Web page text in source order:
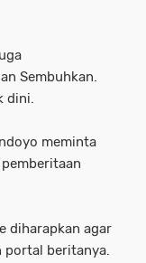
Sembuhkan.
dini.
meminta
diharapkan agar
portal beritanya.